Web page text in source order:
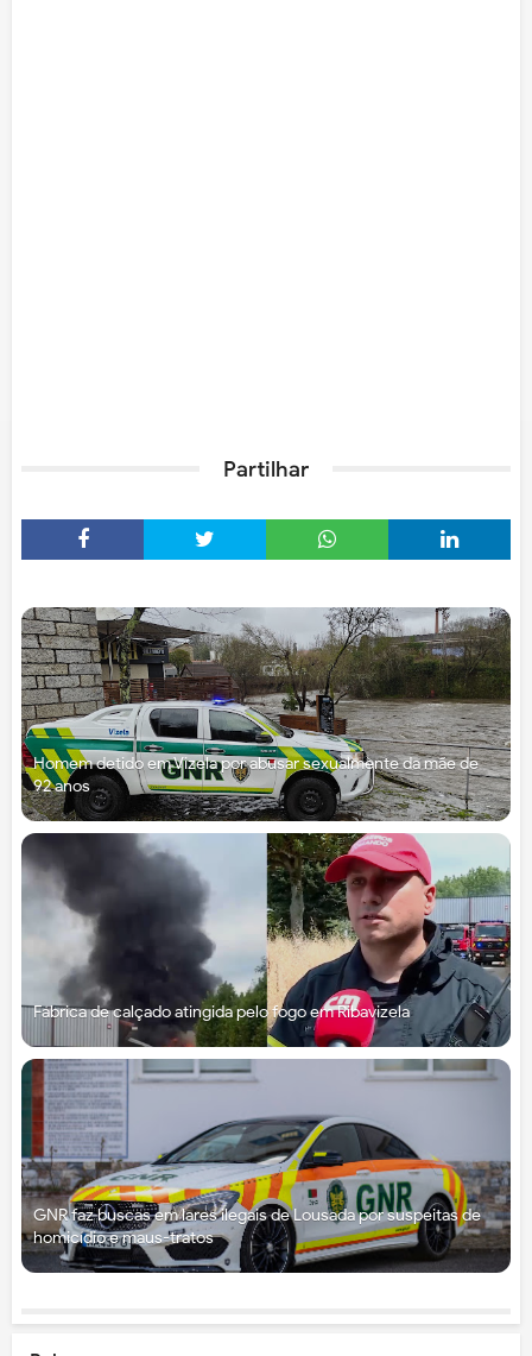
Partilhar
Homem detido em Vizela por abusar sexualmente da mãe de
92 anos
Fábrica de calçado atingida pelo fogo em Ribavizela
GNR faz buscas em lares ilegais de Lousada por suspeitas de
homicídio e maus-tratos